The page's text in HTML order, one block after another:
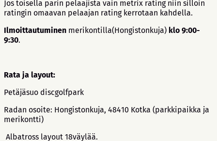
Jos toisella parin pelaajista vain metrix rating niin silloin
ratingin omaavan pelaajan rating kerrotaan kahdella.
Ilmoittautuminen merikontilla(Hongistonkuja) klo 9:00-
9:30.
Rata ja layout:
Petäjäsuo discgolfpark
Radan osoite: Hongistonkuja, 48410 Kotka (parkkipaikka ja
merikontti)
Albatross layout 18väylää.